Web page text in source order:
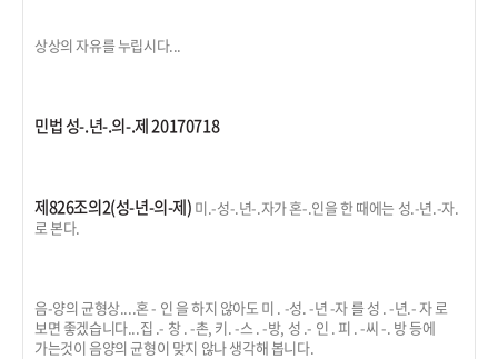
상상의 자유를 누립시다...
민법 성-.년-.의-.제 20170718
제826조의2(성-년-의-제) 미.-성-.년-.자가 혼-.인을 한 때에는 성.-년.-자.
로 본다.
음-양의 균형상....혼 - 인 을 하지 않아도 미 . -성. -년 -자 를 성 . -년.- 자 로
보면 좋겠습니다...집 .- 창 . -촌, 키. -스 . -방, 성 .- 인 . 피 . -씨 -. 방 등에
가는것이 음양의 균형이 맞지 않나 생각해 봅니다.